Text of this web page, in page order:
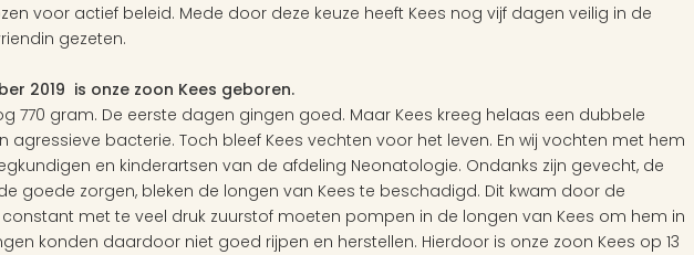
voor actief beleid. Mede door deze keuze heeft Kees nog vijf dagen veilig in de
gezeten.
2019  is onze zoon Kees geboren.
770 gram. De eerste dagen gingen goed. Maar Kees kreeg helaas een dubbele
agressieve bacterie. Toch bleef Kees vechten voor het leven. En wij vochten met hem
en kinderartsen van de afdeling Neonatologie. Ondanks zijn gevecht, de
goede zorgen, bleken de longen van Kees te beschadigd. Dit kwam door de
met te veel druk zuurstof moeten pompen in de longen van Kees om hem in
konden daardoor niet goed rijpen en herstellen. Hierdoor is onze zoon Kees op 13